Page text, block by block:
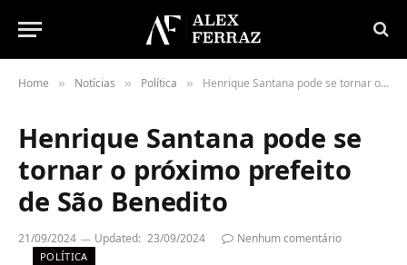
Home » Notícias » Política » Henrique Santana pode se tornar o próximo prefeito de São Benedito
Henrique Santana pode se
tornar o próximo prefeito
de São Benedito
21/09/2024 Updated: 23/09/2024 Nenhum comentário
POLÍTICA